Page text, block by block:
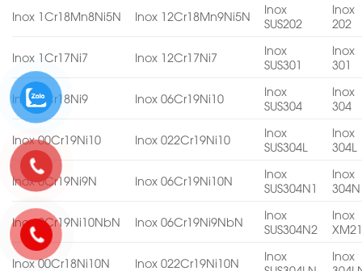
Inox 1Cr18Mn8Ni5N Inox 12Cr18Mn9Ni5N
Inox
SUS202
Inox
202
Inox 1Cr17Ni7 Inox 12Cr17Ni7
Inox
SUS301
Inox
301
Inox 0Cr18Ni9 Inox 06Cr19Ni10
Inox
SUS304
Inox
304
Inox 00Cr19Ni10 Inox 022Cr19Ni10
Inox
SUS304L
Inox
304L
Inox 0Cr19Ni9N Inox 06Cr19Ni10N
Inox
SUS304N1
Inox
304N
Inox 0Cr19Ni10NbN Inox 06Cr19Ni9NbN
Inox
SUS304N2
Inox
Inox 00Cr18Ni10N Inox 022Cr19Ni10N
Inox
Inox